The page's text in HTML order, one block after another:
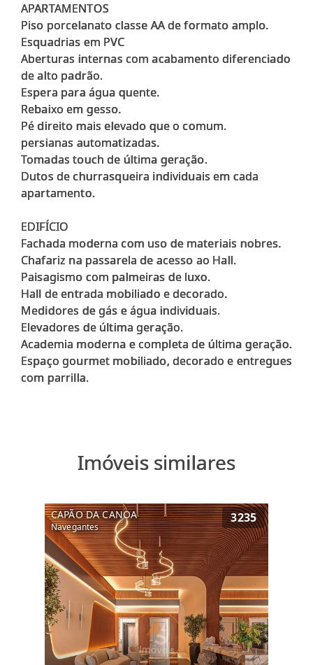
APARTAMENTOS
Piso porcelanato classe AA de formato amplo.
Esquadrias em PVC
Aberturas internas com acabamento diferenciado
de alto padrão.
Espera para água quente.
Rebaixo em gesso.
Pé direito mais elevado que o comum.
persianas automatizadas.
Tomadas touch de última geração.
Dutos de churrasqueira individuais em cada
apartamento.
EDIFÍCIO
Fachada moderna com uso de materiais nobres.
Chafariz na passarela de acesso ao Hall.
Paisagismo com palmeiras de luxo.
Hall de entrada mobiliado e decorado.
Medidores de gás e água individuais.
Elevadores de última geração.
Academia moderna e completa de última geração.
Espaço gourmet mobiliado, decorado e entregues
com parrilla.
Imóveis similares
CAPÃO DA CANOA
Navegantes
3235